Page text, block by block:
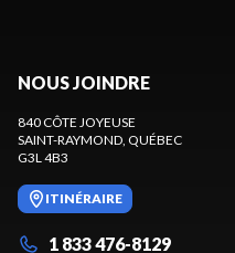
NOUS JOINDRE
840 CÔTE JOYEUSE
SAINT-RAYMOND, QUÉBEC
G3L 4B3
ITINÉRAIRE
1 833 476-8129